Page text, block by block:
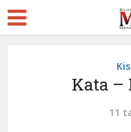
Kata –
11